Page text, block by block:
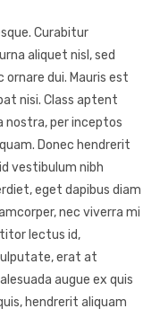
Curabitur
aliquet nisl, sed
dui. Mauris est
nisi. Class aptent
nostra, per inceptos
Donec hendrerit
vestibulum nibh
eget dapibus diam
nec viverra mi
lectus id,
erat at
augue ex quis
hendrerit aliquam